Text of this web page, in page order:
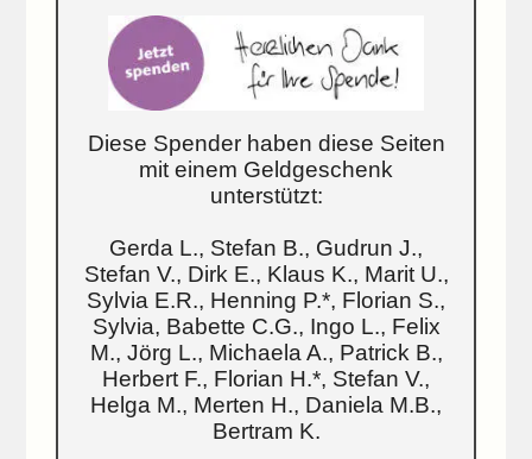
Diese Spender haben diese Seiten
mit einem Geldgeschenk
unterstützt:
Gerda L., Stefan B., Gudrun J.,
Stefan V., Dirk E., Klaus K., Marit U.,
Sylvia E.R., Henning P.*, Florian S.,
Sylvia, Babette C.G., Ingo L., Felix
M., Jörg L., Michaela A., Patrick B.,
Herbert F., Florian H.*, Stefan V.,
Helga M., Merten H., Daniela M.B.,
Bertram K.